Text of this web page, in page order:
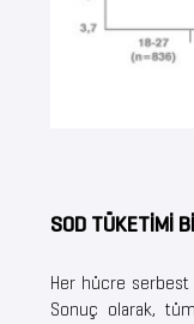
SOD TÜKETİMİ
Her hücre serbest
Sonuç olarak,